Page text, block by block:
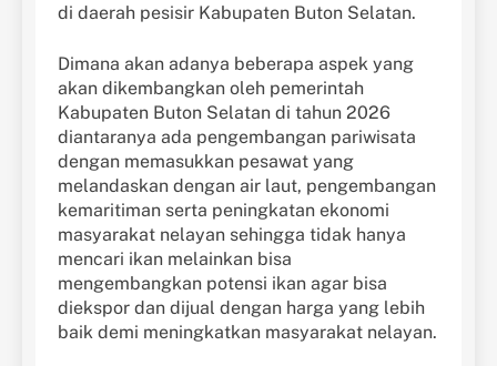
di daerah pesisir Kabupaten Buton Selatan.
Dimana akan adanya beberapa aspek yang
akan dikembangkan oleh pemerintah
Kabupaten Buton Selatan di tahun 2026
diantaranya ada pengembangan pariwisata
dengan memasukkan pesawat yang
melandaskan dengan air laut, pengembangan
kemaritiman serta peningkatan ekonomi
masyarakat nelayan sehingga tidak hanya
mencari ikan melainkan bisa
mengembangkan potensi ikan agar bisa
diekspor dan dijual dengan harga yang lebih
baik demi meningkatkan masyarakat nelayan.